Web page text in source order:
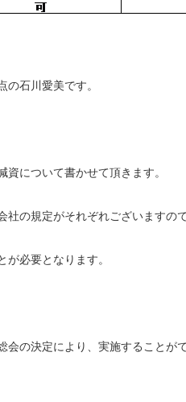
石川愛美です。
について書かせて頂きます。
の規定がそれぞれございますので
必要となります。
の決定により、実施することがで